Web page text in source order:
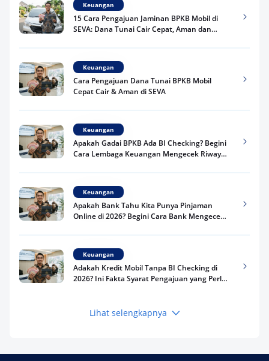
Keuangan
15 Cara Pengajuan Jaminan BPKB Mobil di
SEVA: Dana Tunai Cair Cepat, Aman dan
Keuangan
Cara Pengajuan Dana Tunai BPKB Mobil
Cepat Cair & Aman di SEVA
Keuangan
Apakah Gadai BPKB Ada BI Checking? Begini
Cara Lembaga Keuangan Mengecek Riwayat
Keuangan
Apakah Bank Tahu Kita Punya Pinjaman
Online di 2026? Begini Cara Bank Mengecek
Keuangan
Adakah Kredit Mobil Tanpa BI Checking di
2026? Ini Fakta Syarat Pengajuan yang Perlu
Keuangan
Terpercaya
Lihat selengkapnya